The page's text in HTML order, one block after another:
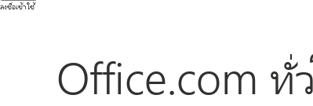
ลงชื่อเข้าใช้
Office.com ทั่